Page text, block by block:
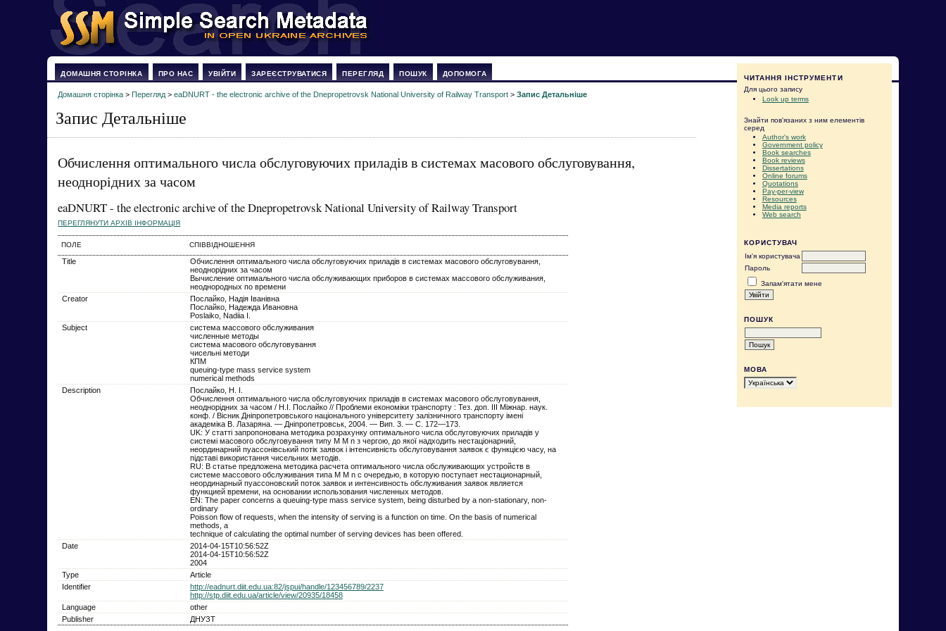
ЧИТАННЯ ІНСТРУМЕНТИ
Для цього запису
Look up terms
Знайти пов'язаних з ним елементів
серед
Author's work
Government policy
Book searches
Book reviews
Dissertations
Online forums
Quotations
Pay-per-view
Resources
Media reports
Web search
КОРИСТУВАЧ
Ім'я користувача
Пароль
Запам'ятати мене
ПОШУК
МОВА
ДОМАШНЯ СТОРІНКА ПРО НАС УВІЙТИ ЗАРЕЄСТРУВАТИСЯ ПЕРЕГЛЯД ПОШУК ДОПОМОГА
Домашня сторінка >Перегляд >eaDNURT - the electronic archive of the Dnepropetrovsk National University of Railway Transport >Запис Детальніше
Запис Детальніше
Обчислення оптимального числа обслуговуючих приладів в системах масового обслуговування,
неоднорідних за часом
eaDNURT - the electronic archive of the Dnepropetrovsk National University of Railway Transport
ПЕРЕГЛЯНУТИ АРХІВ ІНФОРМАЦІЯ
ПОЛЕ СПІВВІДНОШЕННЯ
Title
Обчислення оптимального числа обслуговуючих приладів в системах масового обслуговування,
неоднорідних за часом
Вычисление оптимального числа обслуживающих приборов в системах массового обслуживания,
неоднородных по времени
Creator
Послайко, Надія Іванівна
Послайко, Надежда Ивановна
Poslaiko, Nadiia I.
Subject
система массового обслуживания
численные методы
система масового обслуговування
чисельні методи
КПМ
queuing-type mass service system
numerical methods
Description
Послайко, Н. І.
Обчислення оптимального числа обслуговуючих приладів в системах масового обслуговування,
неоднорідних за часом / Н.І. Послайко // Проблеми економіки транспорту : Тез. доп. III Міжнар. наук.
конф. / Вісник Дніпропетровського національного університету залізничного транспорту імені
академіка В. Лазаряна. — Дніпропетровськ, 2004. — Вип. 3. — С. 172—173.
UK: У статті запропонована методика розрахунку оптимального числа обслуговуючих приладів у
системі масового обслуговування типу M M n з чергою, до якої надходить нестаціонарний,
неординарний пуассонівський потік заявок і інтенсивність обслуговування заявок є функцією часу, на
підставі використання чисельних методів.
RU: В статье предложена методика расчета оптимального числа обслуживающих устройств в
системе массового обслуживания типа M M n с очередью, в которую поступает нестационарный,
неординарный пуассоновский поток заявок и интенсивность обслуживания заявок является
функцией времени, на основании использования численных методов.
EN: The paper concerns a queuing-type mass service system, being disturbed by a non-stationary, non-
ordinary
Poisson flow of requests, when the intensity of serving is a function on time. On the basis of numerical
methods, a
technique of calculating the optimal number of serving devices has been offered.
Date
2014-04-15T10:56:52Z
2014-04-15T10:56:52Z
2004
Type
Article
Identifier
http://eadnurt.diit.edu.ua:82/jspui/handle/123456789/2237
http://stp.diit.edu.ua/article/view/20935/18458
Language
other
Publisher
ДНУЗТ